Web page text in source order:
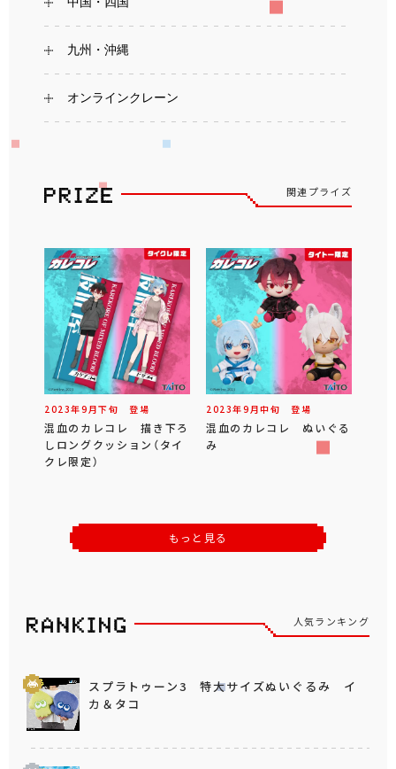
九州・沖縄
オンラインクレーン
関連プライズ
2023年9 月下旬 登場
混血のカレコレ 描き下ろ
しロングクッション（タイ
クレ限定）
2023年9 月中旬 登場
混血のカレコレ ぬいぐる
み
もっと見る
人気ランキング
スプラトゥーン3 特大サイズぬいぐるみ イ
カ＆タコ